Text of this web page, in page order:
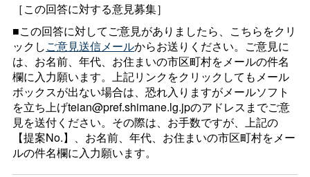
［この回答に対する意見募集］
■この回答に対してご意見がありましたら、こちらをクリ
ックしご意見送信メールからお送りください。ご意見に
は、お名前、年代、お住まいの市区町村をメールの件名
欄に入力願います。上記リンクをクリックしてもメール
ボックスが出ない場合は、恐れ入りますがメールソフト
を立ち上げteian@pref.shimane.lg.jpのアドレスまでご意
見を送付ください。その際は、お手数ですが、上記の
【提案No.】、お名前、年代、お住まいの市区町村をメー
ルの件名欄に入力願います。